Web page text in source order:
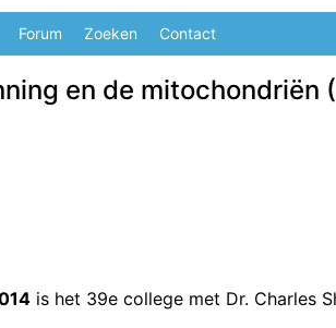
Forum Zoeken Contact
en de mitochondriën
is het 39e college met Dr. Charles